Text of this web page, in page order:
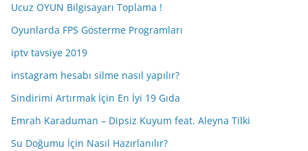
Ucuz OYUN Bilgisayarı Toplama !
Oyunlarda FPS Gösterme Programları
iptv tavsiye 2019
instagram hesabı silme nasıl yapılır?
Sindirimi Artırmak İçin En İyi 19 Gıda
Emrah Karaduman – Dipsiz Kuyum feat. Aleyna Tilki
Su Doğumu İçin Nasıl Hazırlanılır?